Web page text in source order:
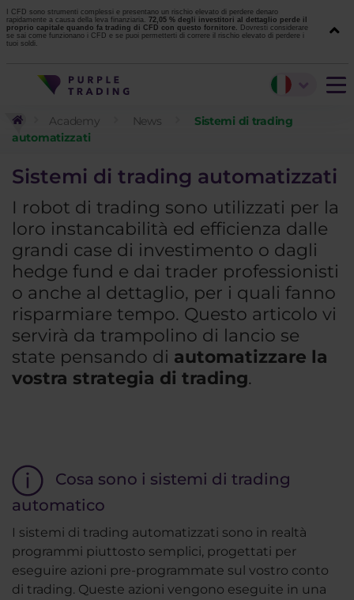
I CFD sono strumenti complessi e presentano un rischio elevato di perdere denaro
rapidamente a causa della leva finanziaria. 72,05 % degli investitori al dettaglio perde il
proprio capitale quando fa trading di CFD con questo fornitore. Dovresti considerare
se sai come funzionano i CFD e se puoi permetterti di correre il rischio elevato di perdere i
tuoi soldi.
Academy News
Sistemi di trading
automatizzati
Sistemi di trading automatizzati
I robot di trading sono utilizzati per la
loro instancabilità ed efficienza dalle
grandi case di investimento o dagli
hedge fund e dai trader professionisti
o anche al dettaglio, per i quali fanno
risparmiare tempo. Questo articolo vi
servirà da trampolino di lancio se
state pensando di automatizzare la
vostra strategia di trading.
Cosa sono i sistemi di trading
automatico
I sistemi di trading automatizzati sono in realtà
programmi piuttosto semplici, progettati per
eseguire azioni pre-programmate sul vostro conto
di trading. Queste azioni vengono eseguite in una